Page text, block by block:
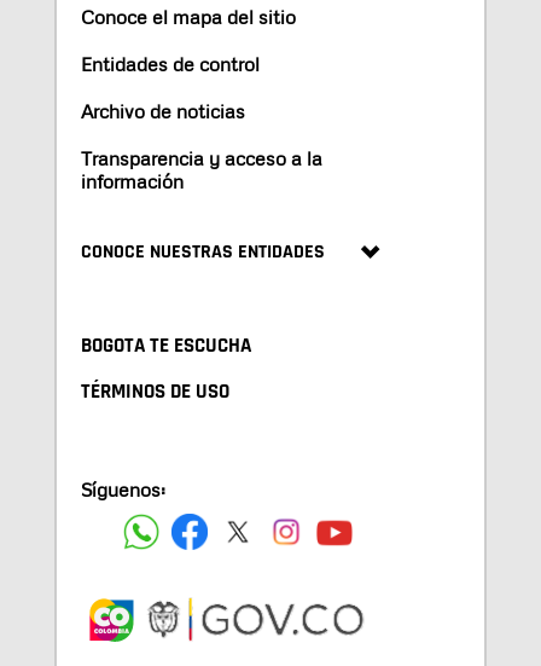
Conoce el mapa del sitio
Entidades de control
Archivo de noticias
Transparencia y acceso a la
información
CONOCE NUESTRAS ENTIDADES
BOGOTA TE ESCUCHA
TÉRMINOS DE USO
Síguenos: